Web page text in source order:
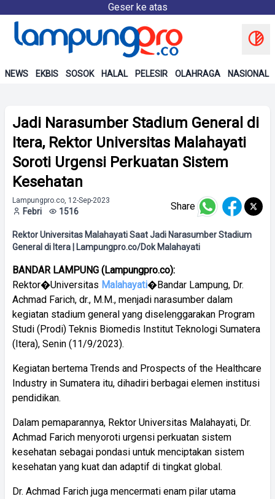
Geser ke atas
NEWS EKBIS SOSOK HALAL PELESIR OLAHRAGA NASIONAL
Jadi Narasumber Stadium General di
Itera, Rektor Universitas Malahayati
Soroti Urgensi Perkuatan Sistem
Kesehatan
Lampungpro.co, 12-Sep-2023
Febri 1516 Share
Rektor Universitas Malahayati Saat Jadi Narasumber Stadium
General di Itera | Lampungpro.co/Dok Malahayati
BANDAR LAMPUNG (Lampungpro.co):
Rektor�Universitas Malahayati�Bandar Lampung, Dr.
Achmad Farich, dr., M.M., menjadi narasumber dalam
kegiatan stadium general yang diselenggarakan Program
Studi (Prodi) Teknis Biomedis Institut Teknologi Sumatera
(Itera), Senin (11/9/2023).
Kegiatan bertema Trends and Prospects of the Healthcare
Industry in Sumatera itu, dihadiri berbagai elemen institusi
pendidikan.
Dalam pemaparannya, Rektor Universitas Malahayati, Dr.
Achmad Farich menyoroti urgensi perkuatan sistem
kesehatan sebagai pondasi untuk menciptakan sistem
kesehatan yang kuat dan adaptif di tingkat global.
Dr. Achmad Farich juga mencermati enam pilar utama